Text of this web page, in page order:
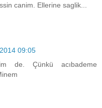
canim. Ellerine saglik...
09:05
de. Çünkü acıbademe